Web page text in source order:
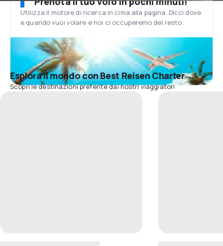
Utilizza il motore di ricerca in cima alla pagina. Dicci dove
e quando vuoi volare e noi ci occuperemo del resto.
Esplora il mondo con Best Reisen Charter
Scopri le destinazioni preferite dai nostri viaggiatori